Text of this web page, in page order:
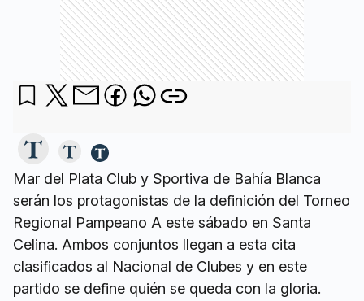
Mar del Plata Club y Sportiva de Bahía Blanca
serán los protagonistas de la definición del Torneo
Regional Pampeano A este sábado en Santa
Celina. Ambos conjuntos llegan a esta cita
clasificados al Nacional de Clubes y en este
partido se define quién se queda con la gloria.